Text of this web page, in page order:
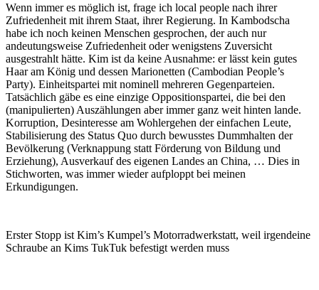
Wenn immer es möglich ist, frage ich local people nach ihrer
Zufriedenheit mit ihrem Staat, ihrer Regierung. In Kambodscha
habe ich noch keinen Menschen gesprochen, der auch nur
andeutungsweise Zufriedenheit oder wenigstens Zuversicht
ausgestrahlt hätte. Kim ist da keine Ausnahme: er lässt kein gutes
Haar am König und dessen Marionetten (Cambodian People’s
Party). Einheitspartei mit nominell mehreren Gegenparteien.
Tatsächlich gäbe es eine einzige Oppositionspartei, die bei den
(manipulierten) Auszählungen aber immer ganz weit hinten lande.
Korruption, Desinteresse am Wohlergehen der einfachen Leute,
Stabilisierung des Status Quo durch bewusstes Dummhalten der
Bevölkerung (Verknappung statt Förderung von Bildung und
Erziehung), Ausverkauf des eigenen Landes an China, … Dies in
Stichworten, was immer wieder aufploppt bei meinen
Erkundigungen.
Erster Stopp ist Kim’s Kumpel’s Motorradwerkstatt, weil irgendeine
Schraube an Kims TukTuk befestigt werden muss